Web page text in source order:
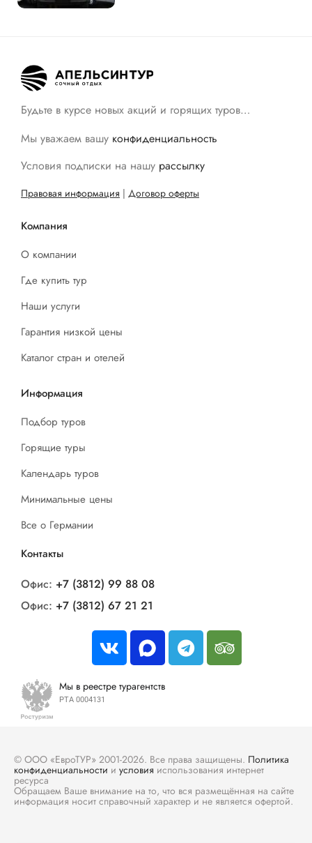
Будьте в курсе новых акций и горящих туров…
Мы уважаем вашу конфиденциальность
Условия подписки на нашу рассылку
Правовая информация | Договор оферты
Компания
О компании
Где купить тур
Наши услуги
Гарантия низкой цены
Каталог стран и отелей
Информация
Подбор туров
Горящие туры
Календарь туров
Минимальные цены
Все о Германии
Контакты
Офис: +7 (3812) 99 88 08
Офис: +7 (3812) 67 21 21
Мы в реестре турагентств
РТА 0004131
© ООО «ЕвроТУР» 2001-2026. Все права защищены. Политика
конфиденциальности и условия использования интернет
ресурса
Обращаем Ваше внимание на то, что вся размещённая на сайте
информация носит справочный характер и не является офертой.